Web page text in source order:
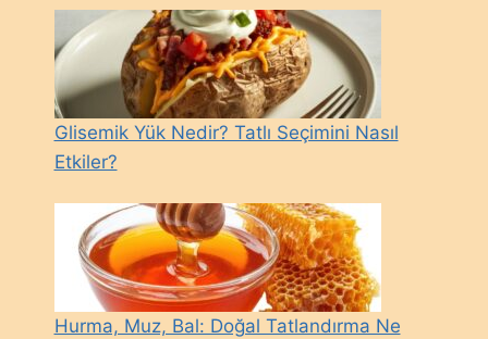
Glisemik Yük Nedir? Tatlı Seçimini Nasıl
Etkiler?
Hurma, Muz, Bal: Doğal Tatlandırma Ne